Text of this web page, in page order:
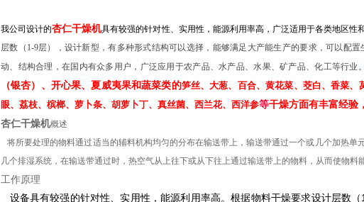
我公司设计的杏仁干燥机具有较强的针对性、实用性，能源利用率高，广泛适用于各类地区性
层数（1-9层），设计新型，有多种形式结构可以选择，能够满足大产能生产的要求，可以配
动、结构合理，在国内有众多用户，广泛应用于农产品、水产品、水果、矿产品、化工等行业。
（银杏） 、开心果、夏威夷果和蔬菜类的笋丝、大葱、百合、黄花菜、茭白、香菜
眼、荔枝、槟榔、萝卜条、胡萝卜丁、真丝菌、西兰花、西洋参等干燥方面有丰富经验
杏仁干燥机概述
将所要处理的物料通过适当的辅料机构均匀的分布在输送带上，输送带通过一个或几个加热单
几个排湿系统，在输送带通过时，热空气从上往下或从下往上通过输送带上的物料，从而使物料
工作原理
设备具有较强的针对性、实用性，能源利用率高。根据物料干燥要求设计层数